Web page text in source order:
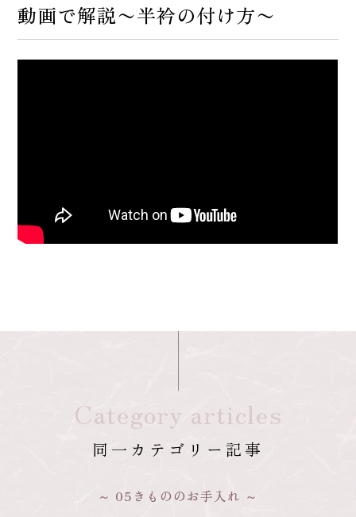
動画で解説〜半衿の付け方〜
Category articles
同一カテゴリー記事
05きもののお手入れ